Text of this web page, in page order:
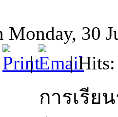
Monday, 30
| | Hits:
การเรียนรู้